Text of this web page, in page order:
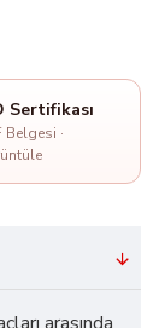
Sertifikası
Belgesi ·